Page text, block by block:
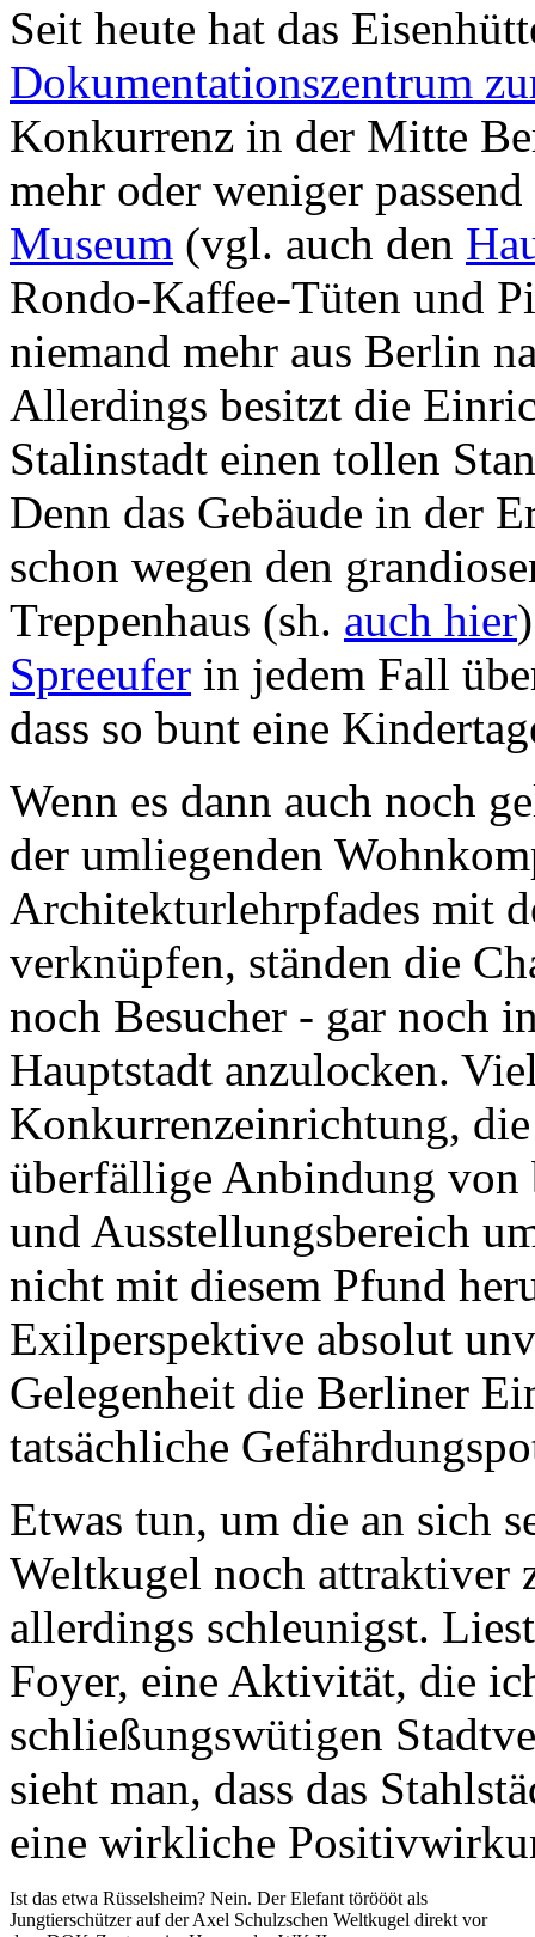
Seit heute hat das
Dokumentationszentrum
Konkurrenz in der Mitte
mehr oder weniger
Museum (vgl. auch den
Rondo-Kaffee-Tüten und
niemand mehr aus Berlin
Allerdings besitzt die
Stalinstadt einen tollen
Denn das Gebäude in der
schon wegen den
Treppenhaus (sh. auch hier
Spreeufer in jedem Fall
dass so bunt eine
Wenn es dann auch noch
der umliegenden
Architekturlehrpfades mit
verknüpfen, ständen die
noch Besucher - gar noch
Hauptstadt anzulocken.
Konkurrenzeinrichtung,
überfällige Anbindung von
und Ausstellungsbereich
nicht mit diesem Pfund
Exilperspektive absolut
Gelegenheit die Berliner
tatsächliche
Etwas tun, um die an sich
Weltkugel noch attraktiver
allerdings schleunigst.
Foyer, eine Aktivität, die
schließungswütigen
sieht man, dass das
eine wirkliche
Ist das etwa Rüsselsheim? Nein. Der Elefant töröööt als
Jungtierschützer auf der Axel Schulzschen Weltkugel direkt vor